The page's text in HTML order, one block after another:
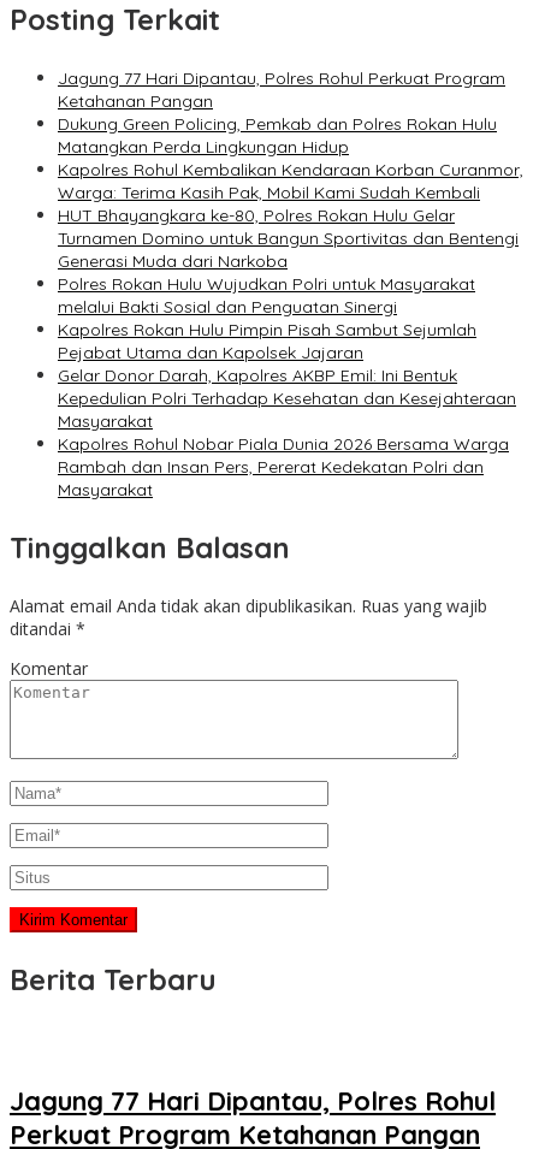
Posting Terkait
Jagung 77 Hari Dipantau, Polres Rohul Perkuat Program
Ketahanan Pangan
Dukung Green Policing, Pemkab dan Polres Rokan Hulu
Matangkan Perda Lingkungan Hidup
Kapolres Rohul Kembalikan Kendaraan Korban Curanmor,
Warga: Terima Kasih Pak, Mobil Kami Sudah Kembali
HUT Bhayangkara ke-80, Polres Rokan Hulu Gelar
Turnamen Domino untuk Bangun Sportivitas dan Bentengi
Generasi Muda dari Narkoba
Polres Rokan Hulu Wujudkan Polri untuk Masyarakat
melalui Bakti Sosial dan Penguatan Sinergi
Kapolres Rokan Hulu Pimpin Pisah Sambut Sejumlah
Pejabat Utama dan Kapolsek Jajaran
Gelar Donor Darah, Kapolres AKBP Emil: Ini Bentuk
Kepedulian Polri Terhadap Kesehatan dan Kesejahteraan
Masyarakat
Kapolres Rohul Nobar Piala Dunia 2026 Bersama Warga
Rambah dan Insan Pers, Pererat Kedekatan Polri dan
Masyarakat
Tinggalkan Balasan
Alamat email Anda tidak akan dipublikasikan. Ruas yang wajib
ditandai *
Komentar
Berita Terbaru
Jagung 77 Hari Dipantau, Polres Rohul
Perkuat Program Ketahanan Pangan